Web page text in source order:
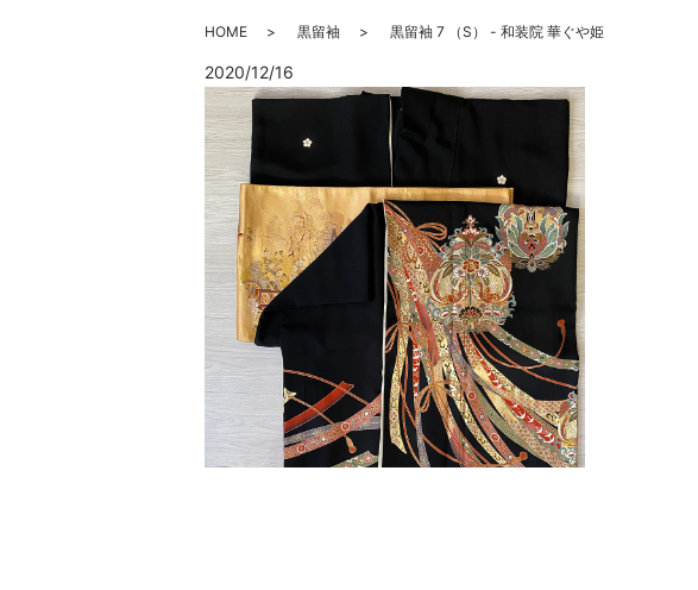
HOME 黒留袖 黒留袖 7 （S） - 和装院 華ぐや姫
2020/12/16